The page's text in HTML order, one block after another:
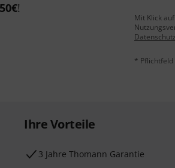
50€!
Mit Klick
* Pflichtfeld
Ihre Vorteile
3 Jahre Thomann Garantie